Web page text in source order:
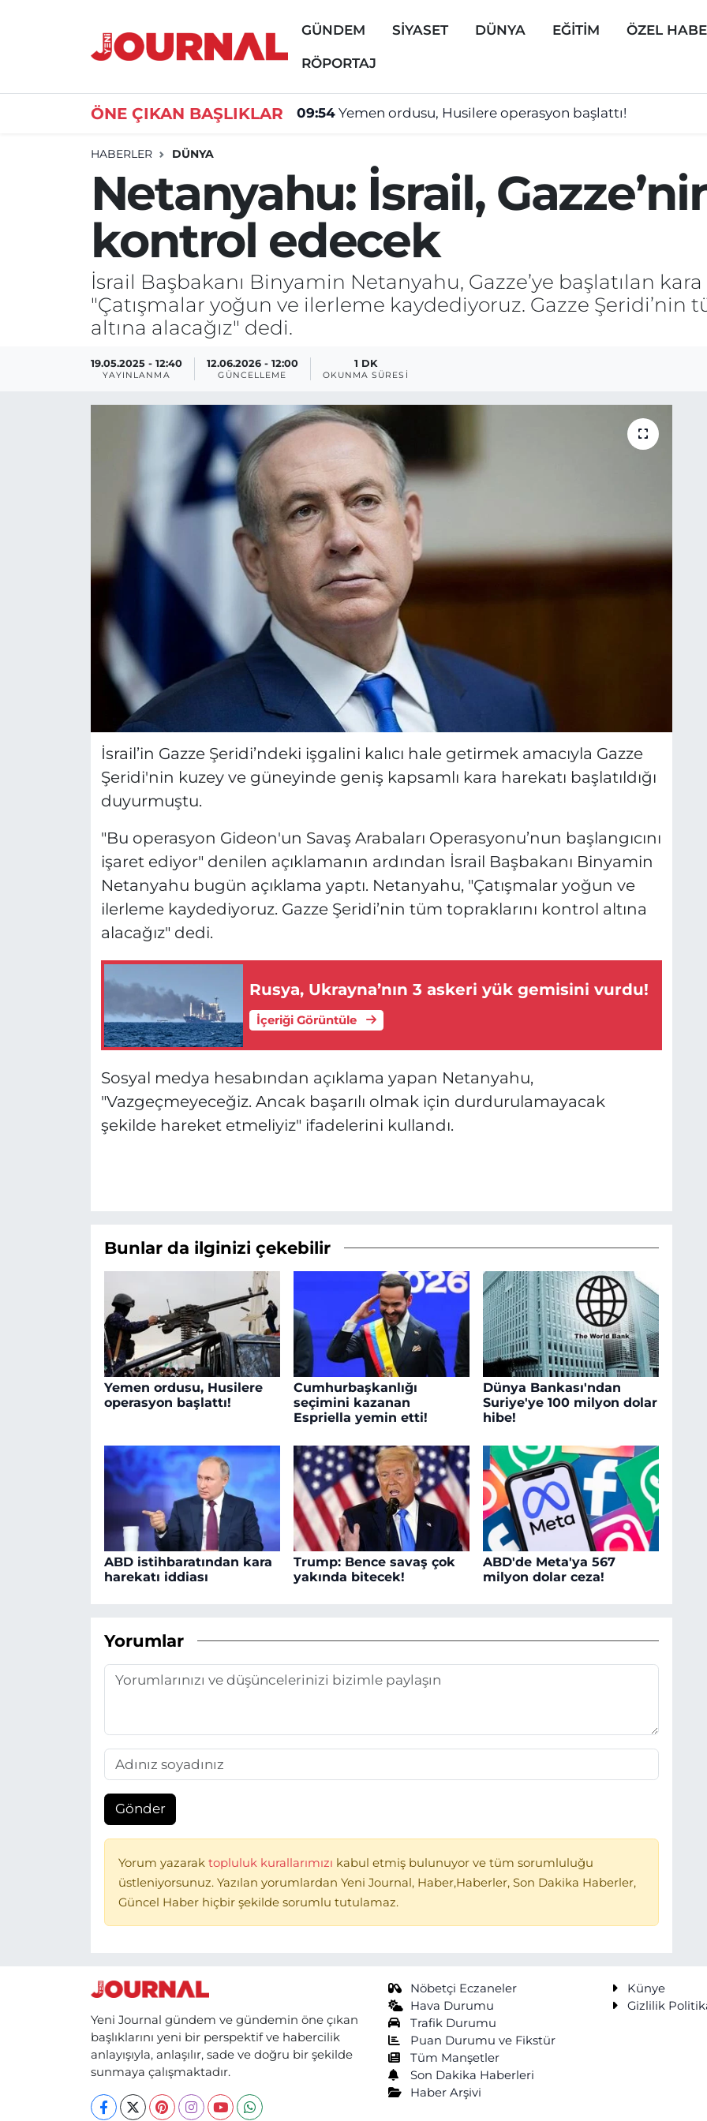
GÜNDEM SİYASET DÜNYA EĞİTİM ÖZEL
RÖPORTAJ
ÖNE ÇIKAN BAŞLIKLAR 09:54 Yemen ordusu, Husilere operasyon başlattı!
HABERLER DÜNYA
Netanyahu: İsrail,
kontrol edecek
İsrail Başbakanı Binyamin Netanyahu, Gazze’ye başlatılan kara
"Çatışmalar yoğun ve ilerleme kaydediyoruz. Gazze Şeridi’nin
altına alacağız" dedi.
19.05.2025 - 12:40
YAYINLANMA
12.06.2026 - 12:00
GÜNCELLEME
1 DK
OKUNMA SÜRESI
İsrail’in Gazze Şeridi’ndeki işgalini kalıcı hale getirmek amacıyla Gazze
Şeridi'nin kuzey ve güneyinde geniş kapsamlı kara harekatı başlatıldığı
duyurmuştu.
"Bu operasyon Gideon'un Savaş Arabaları Operasyonu’nun başlangıcını
işaret ediyor" denilen açıklamanın ardından İsrail Başbakanı Binyamin
Netanyahu bugün açıklama yaptı. Netanyahu, "Çatışmalar yoğun ve
ilerleme kaydediyoruz. Gazze Şeridi’nin tüm topraklarını kontrol altına
alacağız" dedi.
Rusya, Ukrayna’nın 3 askeri yük gemisini vurdu!
İçeriği Görüntüle
Sosyal medya hesabından açıklama yapan Netanyahu,
"Vazgeçmeyeceğiz. Ancak başarılı olmak için durdurulamayacak
şekilde hareket etmeliyiz" ifadelerini kullandı.
Bunlar da ilginizi çekebilir
Yemen ordusu, Husilere
operasyon başlattı!
Cumhurbaşkanlığı
seçimini kazanan
Espriella yemin etti!
Dünya Bankası'ndan
Suriye'ye 100 milyon dolar
hibe!
ABD istihbaratından kara
harekatı iddiası
Trump: Bence savaş çok
yakında bitecek!
ABD'de Meta'ya 567
milyon dolar ceza!
Yorumlar
Gönder
Yorum yazarak topluluk kurallarımızı kabul etmiş bulunuyor ve tüm sorumluluğu
üstleniyorsunuz. Yazılan yorumlardan Yeni Journal, Haber,Haberler, Son Dakika Haberler,
Güncel Haber hiçbir şekilde sorumlu tutulamaz.
Yeni Journal gündem ve gündemin öne çıkan
başlıklarını yeni bir perspektif ve habercilik
anlayışıyla, anlaşılır, sade ve doğru bir şekilde
sunmaya çalışmaktadır.
Nöbetçi Eczaneler
Hava Durumu
Trafik Durumu
Puan Durumu ve Fikstür
Tüm Manşetler
Son Dakika Haberleri
Haber Arşivi
Künye
Gizlilik
GÜNDEM
DÜNYA
EĞİTİM
ÖZEL HABER
Nöbetçi Eczaneler
Süper Lig Puan Durumu ve Fikstür
Tüm Manşetler
Son Dakika Haberleri
Haber Arşivi